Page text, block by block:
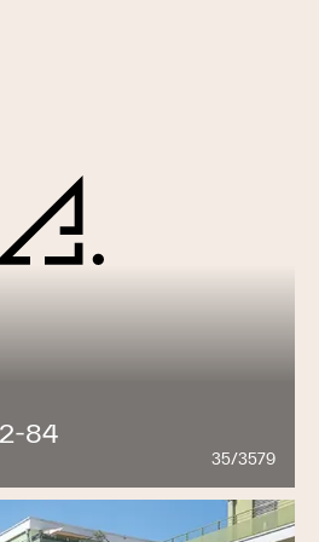
de-Fonds
La Chaux-de-Fonds
- La Chaux-de-Fonds
- La Chaux-de-Fonds
84
35/3579